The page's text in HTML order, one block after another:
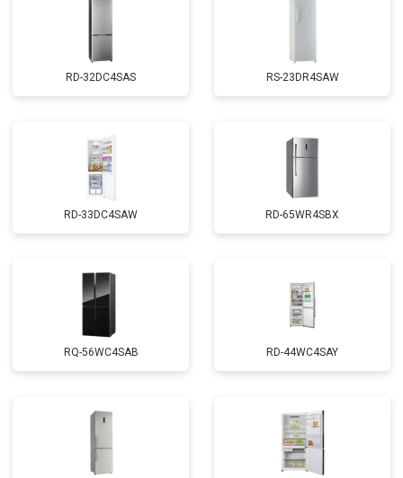
RD-32DC4SAS RS-23DR4SAW
RD-33DC4SAW RD-65WR4SBX
RQ-56WC4SAB RD-44WC4SAY